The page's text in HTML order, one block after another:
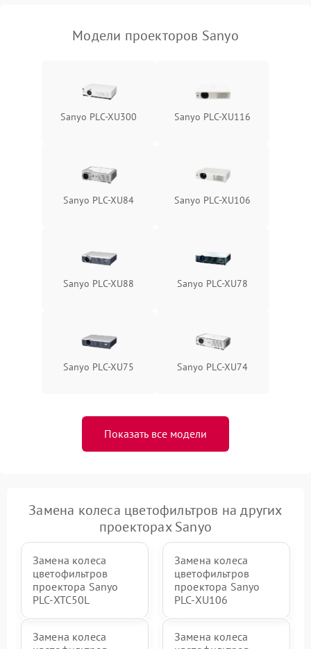
Модели проекторов Sanyo
Sanyo PLC-XU300 Sanyo PLC-XU116
Sanyo PLC-XU84 Sanyo PLC-XU106
Sanyo PLC-XU88 Sanyo PLC-XU78
Sanyo PLC-XU75 Sanyo PLC-XU74
Показать все модели
Замена колеса цветофильтров на других
проекторах Sanyo
Замена колеса
цветофильтров
проектора Sanyo
PLC-XTC50L
Замена колеса
цветофильтров
проектора Sanyo
PLC-XU106
Замена колеса
Замена колеса